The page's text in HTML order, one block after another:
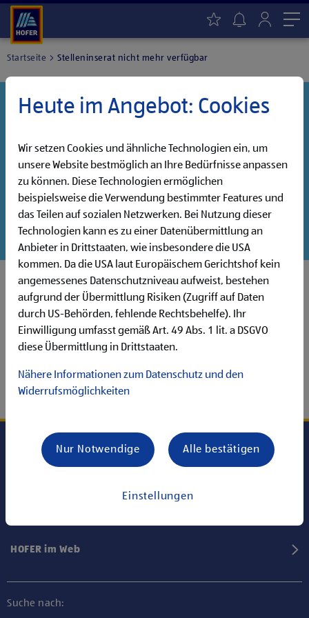
Startseite Stelleninserat nicht mehr verfügbar
haben noch weitere Jobs, die auf dich warten!
Danke für dein Interesse!
Entdecke unsere offenen Jobs oder abonniere deinen
persönlichen Jobalarm:
Jobsuche Jobalarm
HOFER im Web
Suche nach:
Heute im Angebot: Cookies
Wir setzen Cookies und ähnliche Technologien ein, um
unsere Website bestmöglich an Ihre Bedürfnisse anpassen
zu können. Diese Technologien ermöglichen
beispielsweise die Verwendung bestimmter Features und
das Teilen auf sozialen Netzwerken. Bei Nutzung dieser
Technologien kann es zu einer Datenübermittlung an
Anbieter in Drittstaaten, wie insbesondere die USA
kommen. Da die USA laut Europäischem Gerichtshof kein
angemessenes Datenschutzniveau aufweist, bestehen
aufgrund der Übermittlung Risiken (Zugriff auf Daten
durch US-Behörden, fehlende Rechtsbehelfe). Ihr
Einwilligung umfasst gemäß Art. 49 Abs. 1 lit. a DSGVO
diese Übermittlung in Drittstaaten.
Nähere Informationen zum Datenschutz und den
Widerrufsmöglichkeiten
Einstellungen
Nur Notwendige Alle bestätigen